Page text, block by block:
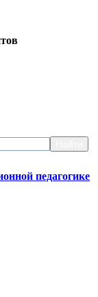
педагогике